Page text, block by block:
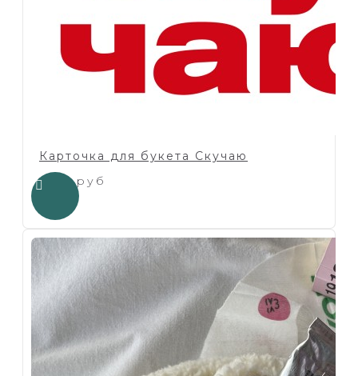
Карточка для букета Скучаю
1.00 руб